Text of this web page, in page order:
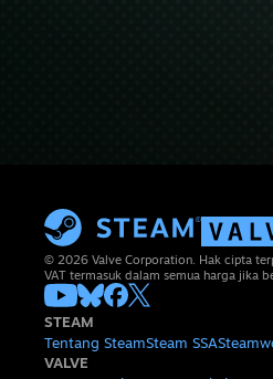
© 2026 Valve Corporation. Hak cipta
VAT termasuk dalam semua harga jika
STEAM
Tentang SteamSteam SSA
VALVE